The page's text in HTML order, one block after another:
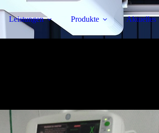
Leistungen Produkte Aktuelles